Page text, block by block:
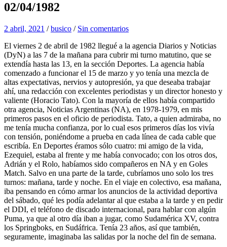
02/04/1982
2 abril, 2021 /busico / Sin comentarios
El viernes 2 de abril de 1982 llegué a la agencia Diarios y Noticias
(DyN) a las 7 de la mañana para cubrir mi turno matutino, que se
extendía hasta las 13, en la sección Deportes. La agencia había
comenzado a funcionar el 15 de marzo y yo tenía una mezcla de
altas expectativas, nervios y autopresión, ya que deseaba trabajar
ahí, una redacción con excelentes periodistas y un director honesto y
valiente (Horacio Tato). Con la mayoría de ellos había compartido
otra agencia, Noticias Argentinas (NA), en 1978-1979, en mis
primeros pasos en el oficio de periodista. Tato, a quien admiraba, no
me tenía mucha confianza, por lo cual esos primeros días los vivía
con tensión, poniéndome a prueba en cada línea de cada cable que
escribía. En Deportes éramos sólo cuatro: mi amigo de la vida,
Ezequiel, estaba al frente y me había convocado; con los otros dos,
Adrián y el Rolo, habíamos sido compañeros en NA y en Goles
Match. Salvo en una parte de la tarde, cubríamos uno solo los tres
turnos: mañana, tarde y noche. En el viaje en colectivo, esa mañana,
iba pensando en cómo armar los anuncios de la actividad deportiva
del sábado, qué les podía adelantar al que estaba a la tarde y en pedir
el DDI, el teléfono de discado internacional, para hablar con algún
Puma, ya que al otro día iban a jugar, como Sudamérica XV, contra
los Springboks, en Sudáfrica. Tenía 23 años, así que también,
seguramente, imaginaba las salidas por la noche del fin de semana.